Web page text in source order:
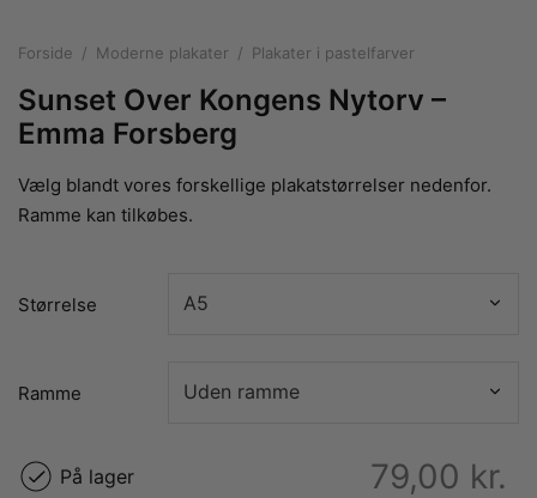
Forside / Moderne plakater / Plakater i pastelfarver
Sunset Over Kongens Nytorv –
Emma Forsberg
Vælg blandt vores forskellige plakatstørrelser nedenfor.
Ramme kan tilkøbes.
Størrelse
Ramme
79,00 kr.
På lager
i pastelfarver
plakater
med kvinder